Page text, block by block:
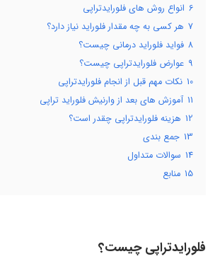
6 انواع روش های فلورایدتراپی
7 هر کسی به چه مقدار فلوراید نیاز دارد؟
8 فواید فلوراید درمانی چیست؟
9 عوارض فلورایدتراپی چیست؟
10 نکات مهم قبل از انجام فلورایدتراپی
11 آموزش های بعد از وارنیش فلوراید تراپی
12 هزینه فلورایدتراپی چقدر است؟
13 جمع بندی
14 سوالات متداول
15 منابع
فلورایدتراپی چیست؟